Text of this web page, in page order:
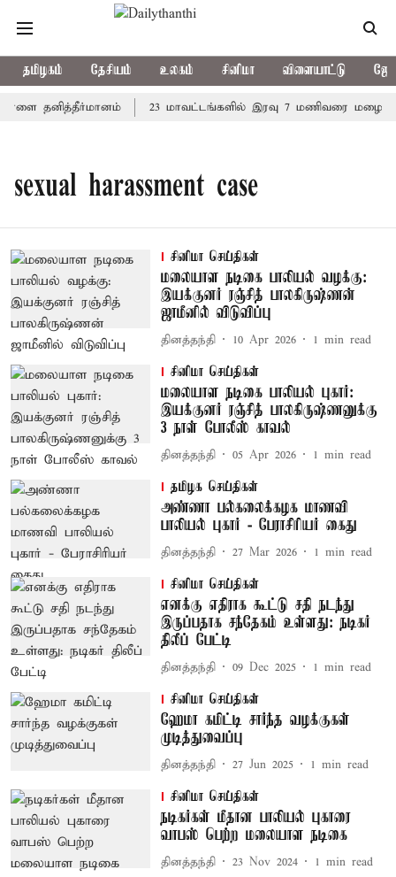
தமிழகம் தேசியம் உலகம் சினிமா விளையாட்டு
தனித்தீர்மானம் 23 மாவட்டங்களில் இரவு 7 மணிவரை மழை
sexual harassment case
சினிமா செய்திகள்
மலையாள நடிகை பாலியல் வழக்கு:
இயக்குனர் ரஞ்சித் பாலகிருஷ்ணன்
ஜாமீனில் விடுவிப்பு
தினத்தந்தி 10 Apr 2026 1 min read
சினிமா செய்திகள்
மலையாள நடிகை பாலியல் புகார்:
இயக்குனர் ரஞ்சித் பாலகிருஷ்ணனுக்கு
3 நாள் போலீஸ் காவல்
தினத்தந்தி 05 Apr 2026 1 min read
தமிழக செய்திகள்
அண்ணா பல்கலைக்கழக மாணவி
பாலியல் புகார் - பேராசிரியர் கைது
தினத்தந்தி 27 Mar 2026 1 min read
சினிமா செய்திகள்
எனக்கு எதிராக கூட்டு சதி நடந்து
இருப்பதாக சந்தேகம் உள்ளது: நடிகர்
திலீப் பேட்டி
தினத்தந்தி 09 Dec 2025 1 min read
சினிமா செய்திகள்
ஹேமா கமிட்டி சார்ந்த வழக்குகள்
முடித்துவைப்பு
தினத்தந்தி 27 Jun 2025 1 min read
சினிமா செய்திகள்
நடிகர்கள் மீதான பாலியல் புகாரை
வாபஸ் பெற்ற மலையாள நடிகை
தினத்தந்தி 23 Nov 2024 1 min read